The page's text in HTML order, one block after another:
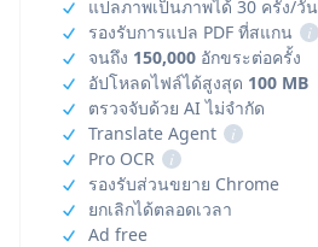
แปลภาพเป็นภาพได้ 30 ครั้ง/วัน
รองรับการแปล PDF ที่สแกน
i
จนถึง 150,000 อักขระต่อครั้ง
อัปโหลดไฟล์ได้สูงสุด 100 MB
ตรวจจับด้วย AI ไม่จำกัด
Translate Agent
i
Pro OCR
i
รองรับส่วนขยาย Chrome
ยกเลิกได้ตลอดเวลา
Ad free